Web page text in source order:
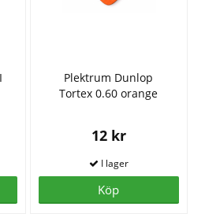
Plektrum Dunlop
Tortex 0.60 orange
12 kr
Köp